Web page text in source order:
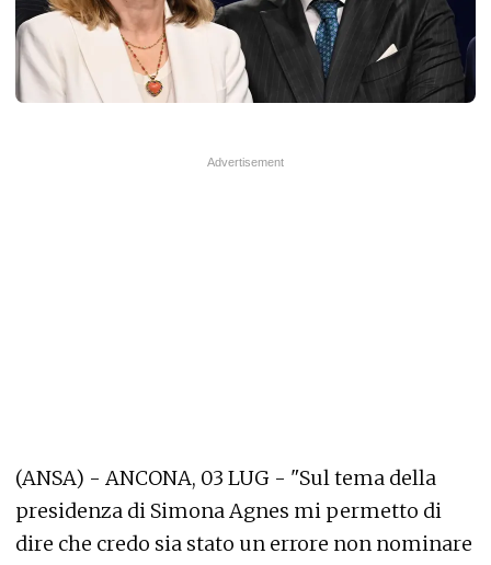
(ANSA) - ANCONA, 03 LUG - "Sul tema della
presidenza di Simona Agnes mi permetto di
dire che credo sia stato un errore non nominare